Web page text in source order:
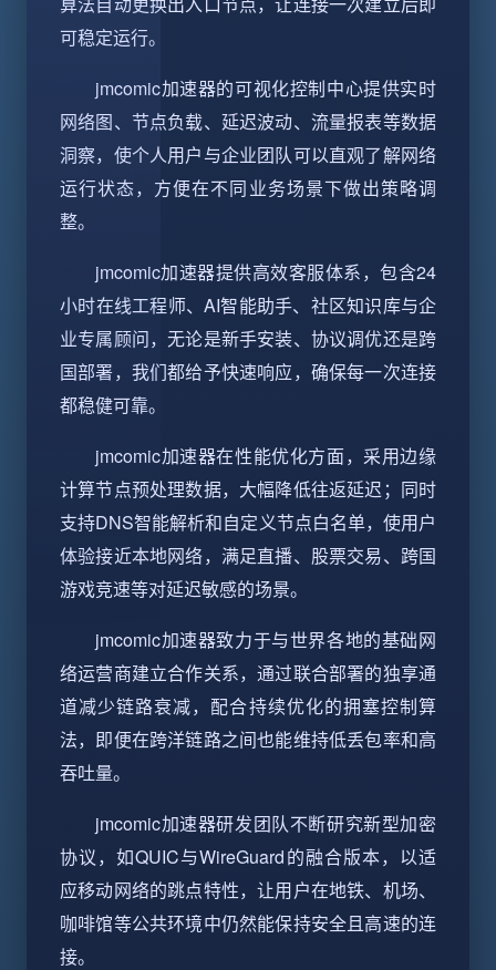
可稳定运行。
jmcomic加速器的可视化控制中心提供实时
网络图、节点负载、延迟波动、流量报表等数据
洞察，使个人用户与企业团队可以直观了解网络
运行状态，方便在不同业务场景下做出策略调
整。
jmcomic加速器提供高效客服体系，包含24
小时在线工程师、AI智能助手、社区知识库与企
业专属顾问，无论是新手安装、协议调优还是跨
国部署，我们都给予快速响应，确保每一次连接
都稳健可靠。
jmcomic加速器在性能优化方面，采用边缘
计算节点预处理数据，大幅降低往返延迟；同时
支持DNS智能解析和自定义节点白名单，使用户
体验接近本地网络，满足直播、股票交易、跨国
游戏竞速等对延迟敏感的场景。
jmcomic加速器致力于与世界各地的基础网
络运营商建立合作关系，通过联合部署的独享通
道减少链路衰减，配合持续优化的拥塞控制算
法，即便在跨洋链路之间也能维持低丢包率和高
吞吐量。
jmcomic加速器研发团队不断研究新型加密
协议，如QUIC与WireGuard的融合版本，以适
应移动网络的跳点特性，让用户在地铁、机场、
咖啡馆等公共环境中仍然能保持安全且高速的连
接。